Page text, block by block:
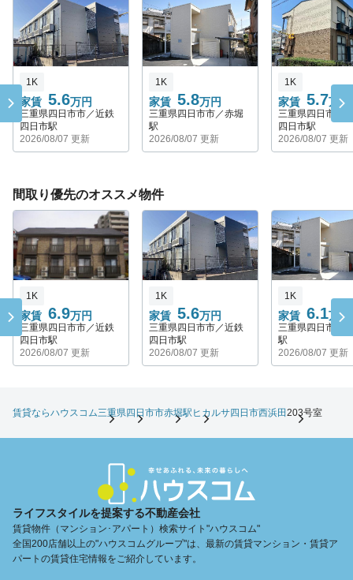
家賃 5.6万円
1K
三重県四日市市／近鉄
四日市駅
2026/08/07 更新
家賃 5.8万円
1K
三重県四日市市／赤堀
駅
2026/08/07 更新
家賃 5.7万円
1K
三重県四日市市
四日市駅
2026/08/07 更新
間取り優先のオススメ物件
家賃 6.9万円
1K
三重県四日市市／近鉄
四日市駅
2026/08/07 更新
家賃 5.6万円
1K
三重県四日市市／近鉄
四日市駅
2026/08/07 更新
家賃 6.1万円
1K
三重県四日市市
駅
2026/08/07 更新
賃貸ならハウスコム三重県四日市市赤堀駅 ヒカルサ四日市西浜田203号室
ライフスタイルを提案する不動産会社
賃貸物件（マンション･アパート）検索サイト"ハウスコム"
全国200店舗以上の"ハウスコムグループ"は、最新の賃貸マンション・賃貸ア
パートの賃貸住宅情報をご紹介しています。